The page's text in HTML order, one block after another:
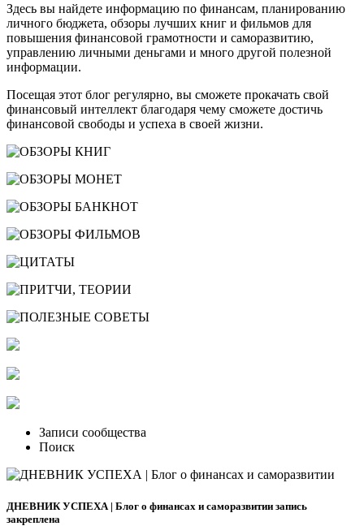
Здесь вы найдете информацию по финансам, планированию
личного бюджета, обзоры лучших книг и фильмов для
повышения финансовой грамотности и саморазвитию,
управлению личными деньгами и много другой полезной
информации.
Посещая этот блог регулярно, вы сможете прокачать свой
финансовый интеллект благодаря чему сможете достичь
финансовой свободы и успеха в своей жизни.
Записи сообщества
Поиск
ДНЕВНИК УСПЕХА | Блог о финансах и саморазвитии запись
закреплена